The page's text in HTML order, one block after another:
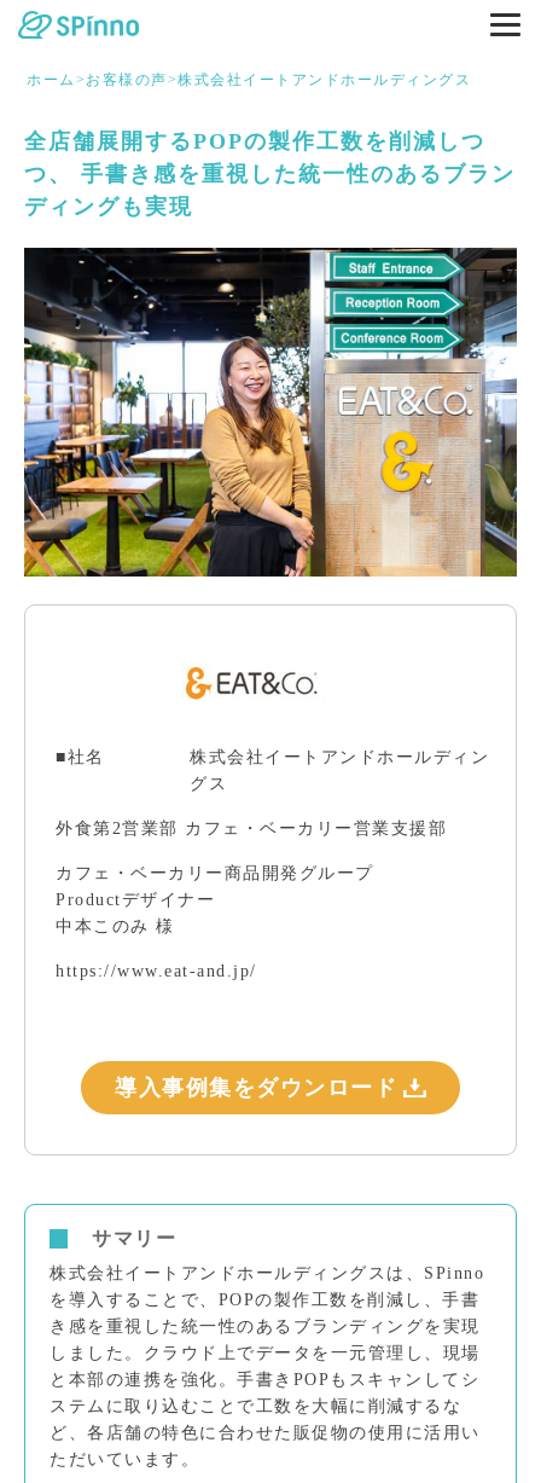
ホーム > お客様の声>株式会社イートアンドホールディングス
全店舗展開するPOPの製作工数を削減しつ
つ、 手書き感を重視した統一性のあるブラン
ディングも実現
■社名
株式会社イートアンドホールディン
グス
外食第2営業部 カフェ・ベーカリー営業支援部
カフェ・ベーカリー商品開発グループ
Productデザイナー
中本このみ 様
https://www.eat-and.jp/
導入事例集をダウンロード
サマリー
株式会社イートアンドホールディングスは、SPinno
を導入することで、POPの製作工数を削減し、手書
き感を重視した統一性のあるブランディングを実現
しました。クラウド上でデータを一元管理し、現場
と本部の連携を強化。手書きPOPもスキャンしてシ
ステムに取り込むことで工数を大幅に削減するな
ど、各店舗の特色に合わせた販促物の使用に活用い
ただいています。